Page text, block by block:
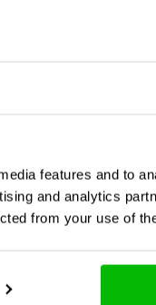
features and to
and analytics
from your use of
1